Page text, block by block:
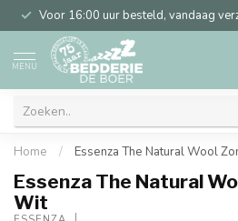
Voor 16:00 uur besteld, vandaag
MENU
Home / Essenza The Natural Wool
Essenza The Natural
Wit